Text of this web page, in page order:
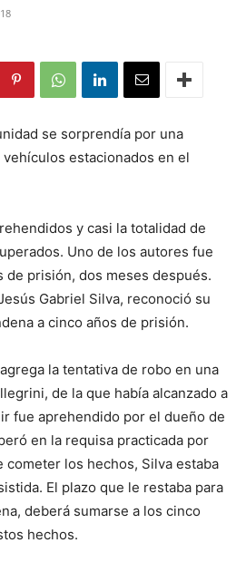
se sorprendía por una
estacionados en el
y casi la totalidad de
Uno de los autores fue
de prisión, dos meses después.
Gabriel Silva, reconoció su
a cinco años de prisión.
la tentativa de robo en una
de la que había alcanzado a
fue aprehendido por el dueño de
en la requisa practicada por
cometer los hechos, Silva estaba
El plazo que le restaba para
deberá sumarse a los cinco
hechos.